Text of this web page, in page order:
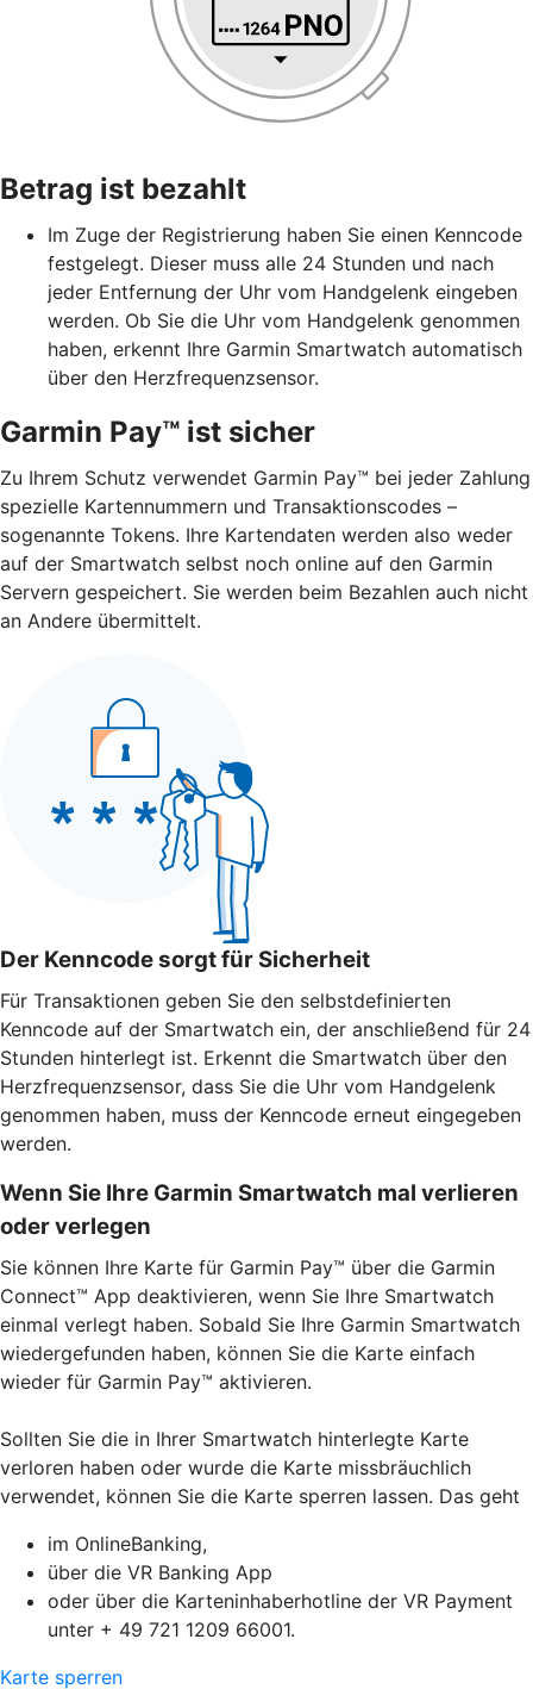
Betrag ist bezahlt
Im Zuge der Registrierung haben Sie einen Kenncode
festgelegt. Dieser muss alle 24 Stunden und nach
jeder Entfernung der Uhr vom Handgelenk eingeben
werden. Ob Sie die Uhr vom Handgelenk genommen
haben, erkennt Ihre Garmin Smartwatch automatisch
über den Herzfrequenzsensor.
Garmin Pay™ ist sicher
Zu Ihrem Schutz verwendet Garmin Pay™ bei jeder Zahlung
spezielle Kartennummern und Transaktionscodes –
sogenannte Tokens. Ihre Kartendaten werden also weder
auf der Smartwatch selbst noch online auf den Garmin
Servern gespeichert. Sie werden beim Bezahlen auch nicht
an Andere übermittelt.
Der Kenncode sorgt für Sicherheit
Für Transaktionen geben Sie den selbstdefinierten
Kenncode auf der Smartwatch ein, der anschließend für 24
Stunden hinterlegt ist. Erkennt die Smartwatch über den
Herzfrequenzsensor, dass Sie die Uhr vom Handgelenk
genommen haben, muss der Kenncode erneut eingegeben
werden.
Wenn Sie Ihre Garmin Smartwatch mal verlieren
oder verlegen
Sie können Ihre Karte für Garmin Pay™ über die Garmin
Connect™ App deaktivieren, wenn Sie Ihre Smartwatch
einmal verlegt haben. Sobald Sie Ihre Garmin Smartwatch
wiedergefunden haben, können Sie die Karte einfach
wieder für Garmin Pay™ aktivieren.
Sollten Sie die in Ihrer Smartwatch hinterlegte Karte
verloren haben oder wurde die Karte missbräuchlich
verwendet, können Sie die Karte sperren lassen. Das geht
im OnlineBanking,
über die VR Banking App
oder über die Karteninhaberhotline der VR Payment
unter + 49 721 1209 66001.
Karte sperren